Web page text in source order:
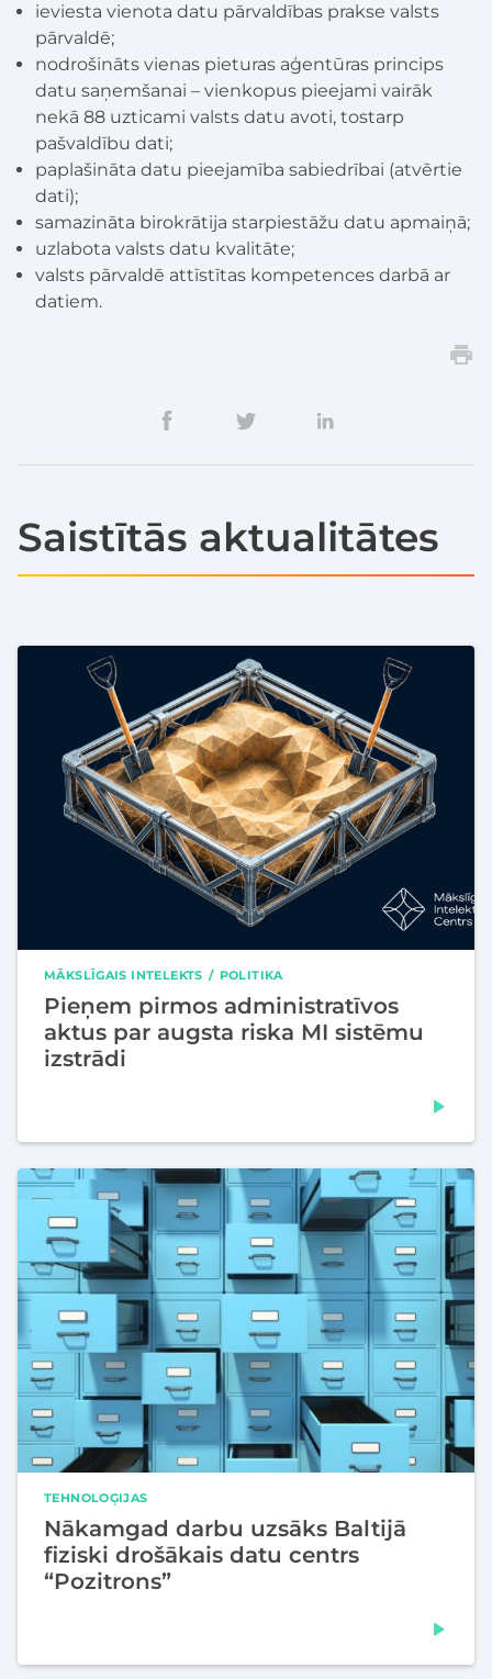
ieviesta vienota datu pārvaldības prakse valsts
pārvaldē;
nodrošināts vienas pieturas aģentūras princips
datu saņemšanai – vienkopus pieejami vairāk
nekā 88 uzticami valsts datu avoti, tostarp
pašvaldību dati;
paplašināta datu pieejamība sabiedrībai (atvērtie
dati);
samazināta birokrātija starpiestāžu datu apmaiņā;
uzlabota valsts datu kvalitāte;
valsts pārvaldē attīstītas kompetences darbā ar
datiem.
Saistītās aktualitātes
MĀKSLĪGAIS INTELEKTS POLITIKA
Pieņem pirmos administratīvos
aktus par augsta riska MI sistēmu
izstrādi
TEHNOLOĢIJAS
Nākamgad darbu uzsāks Baltijā
fiziski drošākais datu centrs
“Pozitrons”